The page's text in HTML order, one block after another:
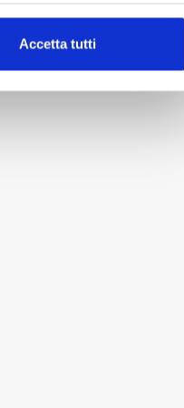
(impronte
di base quali la
informazioni sul
che l’Utente ha fornito
le finalità sopra indicate.
Accetta tutti